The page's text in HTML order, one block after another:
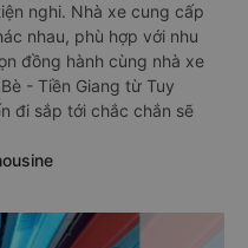
nghi. Nhà xe cung cấp
nhau, phù hợp với nhu
đồng hành cùng nhà xe
- Tiền Giang từ Tuy
đi sắp tới chắc chắn sẽ